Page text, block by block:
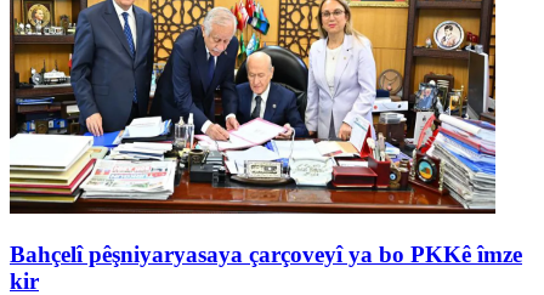
Bahçelî pêşniyaryasaya çarçoveyî ya bo PKKê îmze
kir